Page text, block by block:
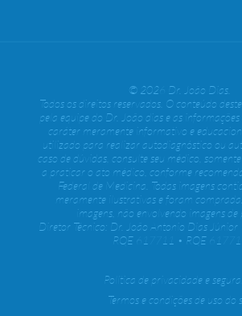
© 2026 Dr. João Dias.
Todos os direitos reservados. O conteúdo
pela equipe do Dr. João dias e as
caráter meramente informativo e
utilizado para realizar autodiagnóstico ou
caso de dúvidas, consulte seu médico,
a praticar o ato médico, conforme
Federal de Medicina. Todas imagens
meramente ilustrativas e foram
imagens, não envolvendo imagens de
Diretor Técnico: Dr. João Antonio Dias
RQE 617711 • RQE
Política de privacidade e
Termos e condições de uso do